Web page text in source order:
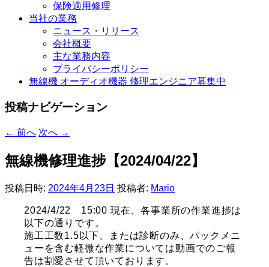
保険適用修理
当社の業務
ニュース・リリース
会社概要
主な業務内容
プライバシーポリシー
無線機 オーディオ機器 修理エンジニア募集中
投稿ナビゲーション
← 前へ 次へ →
無線機修理進捗【2024/04/22】
投稿日時: 2024年4月23日 投稿者: Mario
2024/4/22 15:00 現在、各事業所の作業進捗は
以下の通りです。
施工工数1.5以下、または診断のみ、パックメニ
ューを含む軽微な作業については動画でのご報
告は割愛させて頂いております。